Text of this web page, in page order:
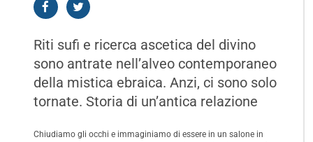
Riti sufi e ricerca ascetica del divino
sono antrate nell’alveo contemporaneo
della mistica ebraica. Anzi, ci sono solo
tornate. Storia di un’antica relazione
Chiudiamo gli occhi e immaginiamo di essere in un salone in